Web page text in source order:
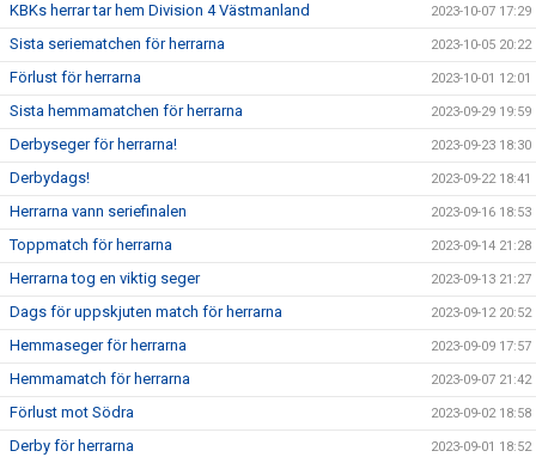
KBKs herrar tar hem Division 4 Västmanland 2023-10-07 17:29
Sista seriematchen för herrarna 2023-10-05 20:22
Förlust för herrarna 2023-10-01 12:01
Sista hemmamatchen för herrarna 2023-09-29 19:59
Derbyseger för herrarna! 2023-09-23 18:30
Derbydags! 2023-09-22 18:41
Herrarna vann seriefinalen 2023-09-16 18:53
Toppmatch för herrarna 2023-09-14 21:28
Herrarna tog en viktig seger 2023-09-13 21:27
Dags för uppskjuten match för herrarna 2023-09-12 20:52
Hemmaseger för herrarna 2023-09-09 17:57
Hemmamatch för herrarna 2023-09-07 21:42
Förlust mot Södra 2023-09-02 18:58
Derby för herrarna 2023-09-01 18:52